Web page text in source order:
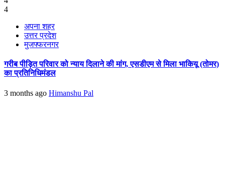
4
अपना शहर
उत्तर प्रदेश
मुजफ्फरनगर
गरीब पीड़ित परिवार को न्याय दिलाने की मांग, एसडीएम से मिला भाकियू (तोमर)
का प्रतिनिधिमंडल
3 months ago Himanshu Pal